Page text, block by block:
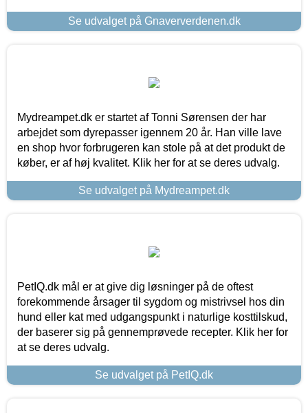
Se udvalget på Gnaververdenen.dk
Mydreampet.dk er startet af Tonni Sørensen der har
arbejdet som dyrepasser igennem 20 år. Han ville lave
en shop hvor forbrugeren kan stole på at det produkt de
køber, er af høj kvalitet. Klik her for at se deres udvalg.
Se udvalget på Mydreampet.dk
PetIQ.dk mål er at give dig løsninger på de oftest
forekommende årsager til sygdom og mistrivsel hos din
hund eller kat med udgangspunkt i naturlige kosttilskud,
der baserer sig på gennemprøvede recepter. Klik her for
at se deres udvalg.
Se udvalget på PetIQ.dk